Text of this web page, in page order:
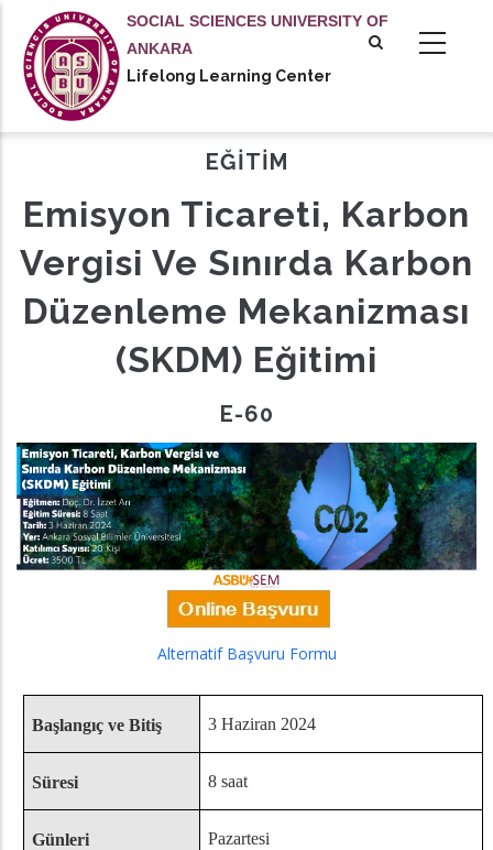
main
content
SOCIAL SCIENCES UNIVERSITY OF
ANKARA
Lifelong Learning Center
actions
EĞİTİM
Emisyon Ticareti, Karbon
Vergisi Ve Sınırda Karbon
Düzenleme Mekanizması
(SKDM) Eğitimi
E-60
Alternatif Başvuru Formu
Başlangıç ve Bitiş 3 Haziran 2024
Süresi 8 saat
Günleri Pazartesi